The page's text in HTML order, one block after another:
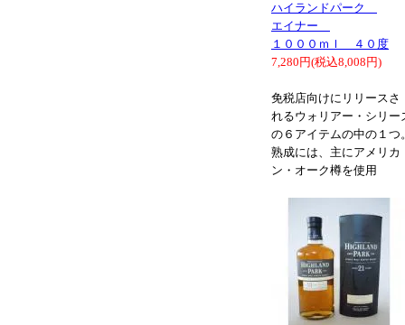
ハイランドパーク
エイナー
１０００ｍｌ ４０度
7,280円(税込8,008円)
免税店向けにリリースさ
れるウォリアー・シリー
の６アイテムの中の１つ
熟成には、主にアメリカ
ン・オーク樽を使用